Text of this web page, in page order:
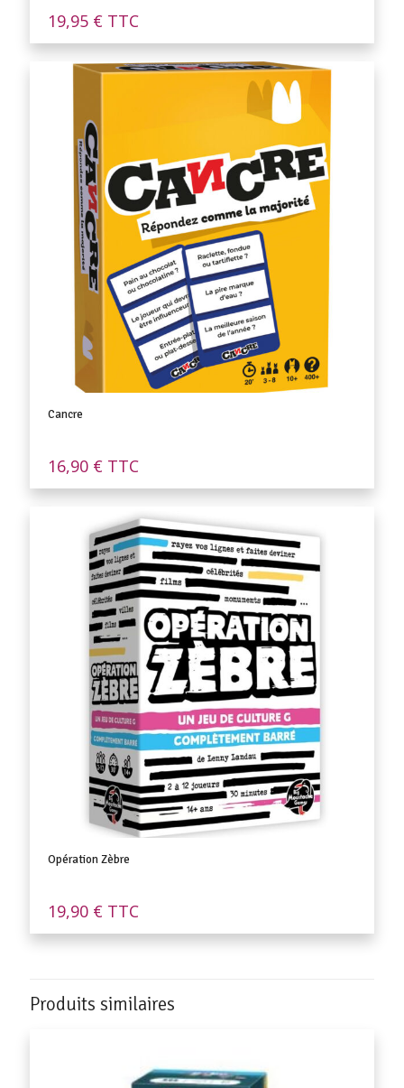
19,95 € TTC
Cancre
16,90 € TTC
Opération Zèbre
19,90 € TTC
Produits similaires